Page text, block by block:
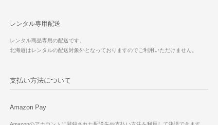
レンタル専用配送
レンタル商品専用の配送です。
北海道はレンタルの配送対象外となっておりますのでご利用いただけません。
支払い方法について
Amazon Pay